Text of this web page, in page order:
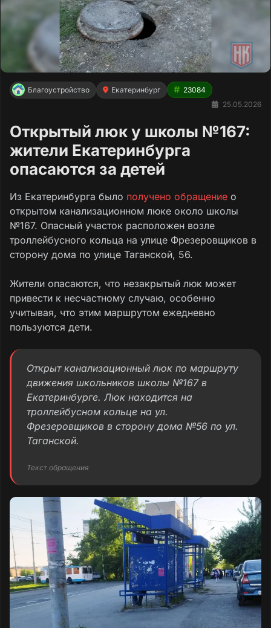
Благоустройство Екатеринбург
23084
25.05.2026
Открытый люк у школы №167:
жители Екатеринбурга
опасаются за детей
Из Екатеринбурга было получено обращение о
открытом канализационном люке около школы
№167. Опасный участок расположен возле
троллейбусного кольца на улице Фрезеровщиков в
сторону дома по улице Таганской, 56.
Жители опасаются, что незакрытый люк может
привести к несчастному случаю, особенно
учитывая, что этим маршрутом ежедневно
пользуются дети.
Открыт канализационный люк по маршруту
движения школьников школы №167 в
Екатеринбурге. Люк находится на
троллейбусном кольце на ул.
Фрезеровщиков в сторону дома №56 по ул.
Таганской.
Текст обращения